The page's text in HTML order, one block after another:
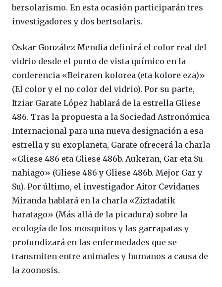
bersolarismo. En esta ocasión participarán tres
investigadores y dos bertsolaris.
Oskar González Mendia definirá el color real del
vidrio desde el punto de vista químico en la
conferencia «Beiraren kolorea (eta kolore eza)»
(El color y el no color del vidrio). Por su parte,
Itziar Garate López hablará de la estrella Gliese
486. Tras la propuesta a la Sociedad Astronómica
Internacional para una nueva designación a esa
estrella y su exoplaneta, Garate ofrecerá la charla
«Gliese 486 eta Gliese 486b. Aukeran, Gar eta Su
nahiago» (Gliese 486 y Gliese 486b. Mejor Gar y
Su). Por último, el investigador Aitor Cevidanes
Miranda hablará en la charla «Ziztadatik
haratago» (Más allá de la picadura) sobre la
ecología de los mosquitos y las garrapatas y
profundizará en las enfermedades que se
transmiten entre animales y humanos a causa de
la zoonosis.